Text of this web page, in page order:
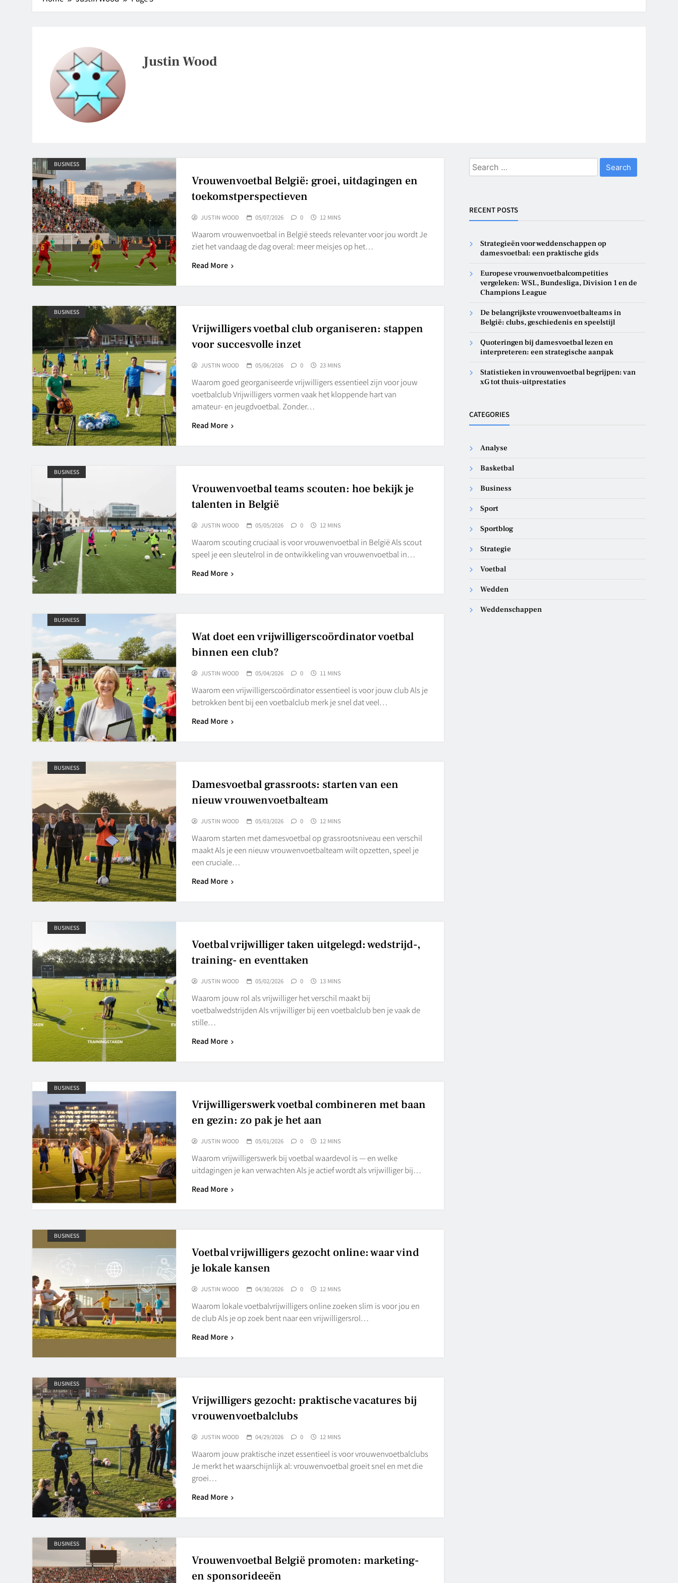
Justin Wood
BUSINESS
Vrouwenvoetbal België: groei, uitdagingen en
toekomstperspectieven
JUSTIN WOOD 05/07/2026 0 12 MINS
Waarom vrouwenvoetbal in België steeds relevanter voor jou wordt Je
ziet het vandaag de dag overal: meer meisjes op het…
Read More
BUSINESS
Vrijwilligers voetbal club organiseren: stappen
voor succesvolle inzet
JUSTIN WOOD 05/06/2026 0 23 MINS
Waarom goed georganiseerde vrijwilligers essentieel zijn voor jouw
voetbalclub Vrijwilligers vormen vaak het kloppende hart van
amateur- en jeugdvoetbal. Zonder…
Read More
BUSINESS
Vrouwenvoetbal teams scouten: hoe bekijk je
talenten in België
JUSTIN WOOD 05/05/2026 0 12 MINS
Waarom scouting cruciaal is voor vrouwenvoetbal in België Als scout
speel je een sleutelrol in de ontwikkeling van vrouwenvoetbal in…
Read More
BUSINESS
Wat doet een vrijwilligerscoördinator voetbal
binnen een club?
JUSTIN WOOD 05/04/2026 0 11 MINS
Waarom een vrijwilligerscoördinator essentieel is voor jouw club Als je
betrokken bent bij een voetbalclub merk je snel dat veel…
Read More
BUSINESS
Damesvoetbal grassroots: starten van een
nieuw vrouwenvoetbalteam
JUSTIN WOOD 05/03/2026 0 12 MINS
Waarom starten met damesvoetbal op grassrootsniveau een verschil
maakt Als je een nieuw vrouwenvoetbalteam wilt opzetten, speel je
een cruciale…
Read More
BUSINESS
Voetbal vrijwilliger taken uitgelegd: wedstrijd-,
training- en eventtaken
JUSTIN WOOD 05/02/2026 0 13 MINS
Waarom jouw rol als vrijwilliger het verschil maakt bij
voetbalwedstrijden Als vrijwilliger bij een voetbalclub ben je vaak de
stille…
Read More
BUSINESS
Vrijwilligerswerk voetbal combineren met baan
en gezin: zo pak je het aan
JUSTIN WOOD 05/01/2026 0 12 MINS
Waarom vrijwilligerswerk bij voetbal waardevol is — en welke
uitdagingen je kan verwachten Als je actief wordt als vrijwilliger bij…
Read More
BUSINESS
Voetbal vrijwilligers gezocht online: waar vind
je lokale kansen
JUSTIN WOOD 04/30/2026 0 12 MINS
Waarom lokale voetbalvrijwilligers online zoeken slim is voor jou en
de club Als je op zoek bent naar een vrijwilligersrol…
Read More
BUSINESS
Vrijwilligers gezocht: praktische vacatures bij
vrouwenvoetbalclubs
JUSTIN WOOD 04/29/2026 0 12 MINS
Waarom jouw praktische inzet essentieel is voor vrouwenvoetbalclubs
Je merkt het waarschijnlijk al: vrouwenvoetbal groeit snel en met die
groei…
Read More
BUSINESS
Vrouwenvoetbal België promoten: marketing-
en sponsorideeën
Search
for:
RECENT POSTS
Strategieën voor weddenschappen op
damesvoetbal: een praktische gids
Europese vrouwenvoetbalcompetities
vergeleken: WSL, Bundesliga, Division 1 en de
Champions League
De belangrijkste vrouwenvoetbalteams in
België: clubs, geschiedenis en speelstijl
Quoteringen bij damesvoetbal lezen en
interpreteren: een strategische aanpak
Statistieken in vrouwenvoetbal begrijpen: van
xG tot thuis-uitprestaties
CATEGORIES
Analyse
Basketbal
Business
Sport
Sportblog
Strategie
Voetbal
Wedden
Weddenschappen